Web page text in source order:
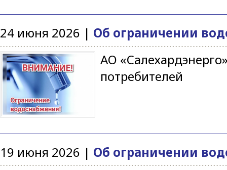
24 июня 2026 | Об ограничении
АО
потребителей
19 июня 2026 | Об ограничении